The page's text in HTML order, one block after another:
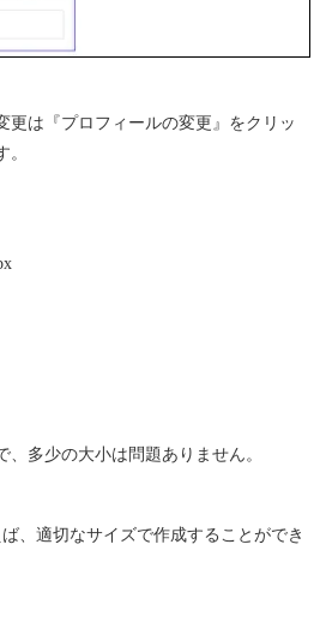
更は『プロフィールの変更』をクリッ
多少の大小は問題ありません。
、適切なサイズで作成することができ